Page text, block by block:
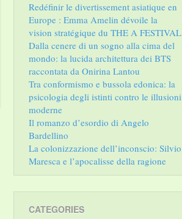
Redéfinir le divertissement asiatique en
Europe : Emma Amelin dévoile la
vision stratégique du THE A FESTIVAL
Dalla cenere di un sogno alla cima del
mondo: la lucida architettura dei BTS
raccontata da Onirina Lantou
Tra conformismo e bussola edonica: la
psicologia degli istinti contro le illusioni
moderne
Il romanzo d’esordio di Angelo
Bardellino
La colonizzazione dell’inconscio: Silvio
Maresca e l’apocalisse della ragione
CATEGORIES